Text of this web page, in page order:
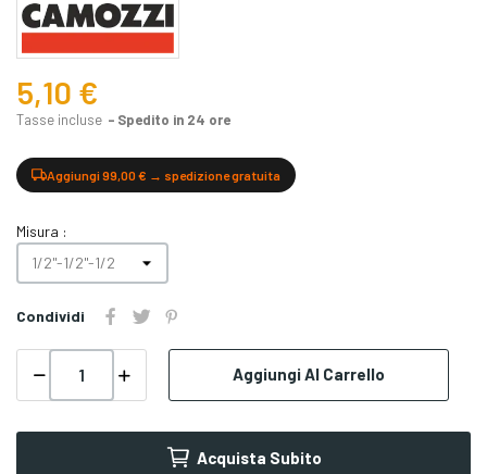
5,10 €
Tasse incluse Spedito in 24 ore
Aggiungi 99,00 € → spedizione gratuita
Misura :
Condividi
Aggiungi Al Carrello
Acquista Subito